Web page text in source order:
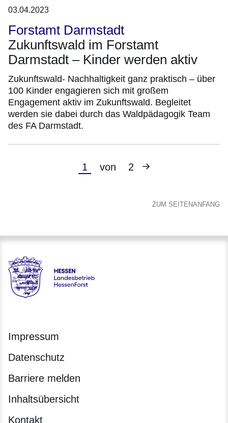
03.04.2023
Forstamt Darmstadt
Zukunftswald im Forstamt
Darmstadt – Kinder werden aktiv
Zukunftswald- Nachhaltigkeit ganz praktisch – über
100 Kinder engagieren sich mit großem
Engagement aktiv im Zukunftswald. Begleitet
werden sie dabei durch das Waldpädagogik Team
des FA Darmstadt.
Aktuelle
1 von 2
Nächste
ZUM SEITENANFANG
Hessen - Landesbetrieb HessenForst
Impressum
Datenschutz
Barriere melden
Inhaltsübersicht
Kontakt